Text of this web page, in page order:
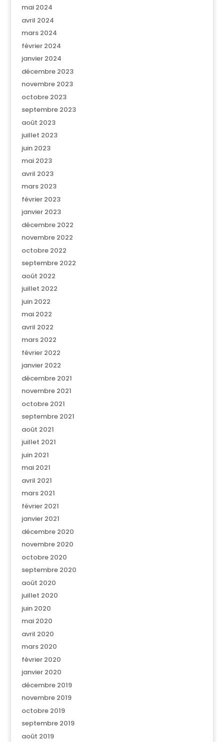
mai 2024
avril 2024
mars 2024
février 2024
janvier 2024
décembre 2023
novembre 2023
octobre 2023
septembre 2023
août 2023
juillet 2023
juin 2023
mai 2023
avril 2023
mars 2023
février 2023
janvier 2023
décembre 2022
novembre 2022
octobre 2022
septembre 2022
août 2022
juillet 2022
juin 2022
mai 2022
avril 2022
mars 2022
février 2022
janvier 2022
décembre 2021
novembre 2021
octobre 2021
septembre 2021
août 2021
juillet 2021
juin 2021
mai 2021
avril 2021
mars 2021
février 2021
janvier 2021
décembre 2020
novembre 2020
octobre 2020
septembre 2020
août 2020
juillet 2020
juin 2020
mai 2020
avril 2020
mars 2020
février 2020
janvier 2020
décembre 2019
novembre 2019
octobre 2019
septembre 2019
août 2019